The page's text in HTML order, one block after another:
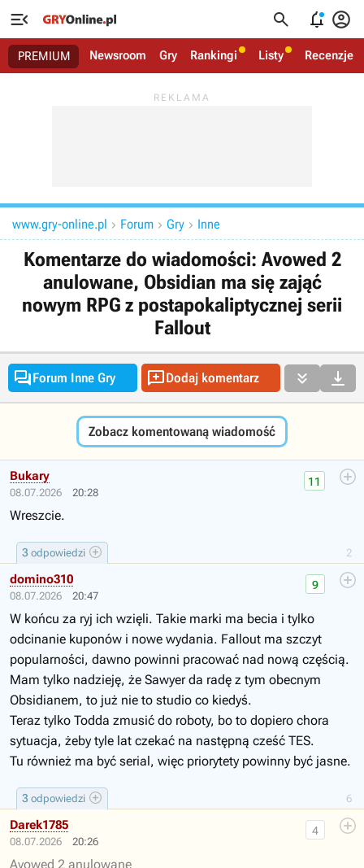
   
PREMIUM Newsroom Gry Rankingi Listy Recenzje
www.gry-online.pl  Forum  Gry  Inne
Komentarze do wiadomości: Avowed 2
anulowane, Obsidian ma się zająć
nowym RPG z postapokaliptycznej serii
Fallout
Forum Inne Gry Dodaj komentarz  
Zobacz komentowaną wiadomość
08.07.2026 20:28
2
11
3 odpowiedzi
Bukary
Wreszcie.
08.07.2026 20:47
6
9
3 odpowiedzi
domino310
W końcu za ryj ich wzięli. Takie marki ma becia i tylko
odcinanie kuponów i nowe wydania. Fallout ma szczyt
popularności, dawno powinni pracować nad nową częścią.
Mam tylko nadzieję, że Sawyer da radę z tym obecnym
Obsidianem, to już nie to studio co kiedyś.
Teraz tylko Todda zmusić do roboty, bo to dopiero chora
sytuacja, żeby tyle lat czekać na następną cześć TES.
Tu również ma być serial, więc priorytety powinny być jasne.
08.07.2026 20:26
4
Darek1785
Avowed 2 anulowane